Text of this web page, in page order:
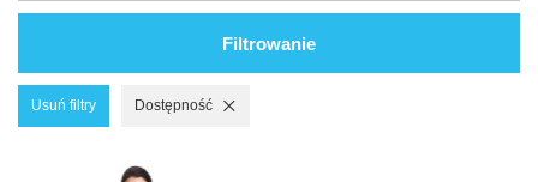
Filtrowanie
Usuń filtry Dostępność